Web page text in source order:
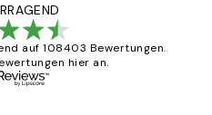
auf 108403 Bewertungen.
hier an.